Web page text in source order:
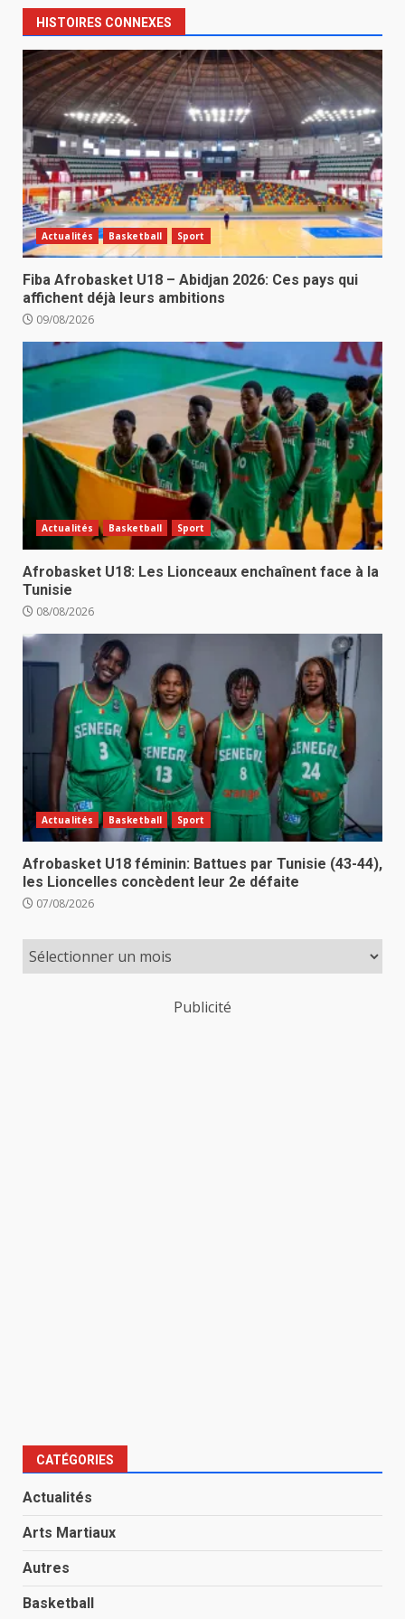
HISTOIRES CONNEXES
Actualités Basketball Sport
Fiba Afrobasket U18 – Abidjan 2026: Ces pays qui
affichent déjà leurs ambitions
09/08/2026
Actualités Basketball Sport
Afrobasket U18: Les Lionceaux enchaînent face à la
Tunisie
08/08/2026
Actualités Basketball Sport
Afrobasket U18 féminin: Battues par Tunisie (43-44),
les Lioncelles concèdent leur 2e défaite
07/08/2026
Publicité
CATÉGORIES
Actualités
Arts Martiaux
Autres
Basketball